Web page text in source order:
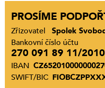
PROSÍME
Zřizovatel
Spolek
Bankovní číslo účtu
270 091 89 11/2010
IBAN
SWIFT/BIC